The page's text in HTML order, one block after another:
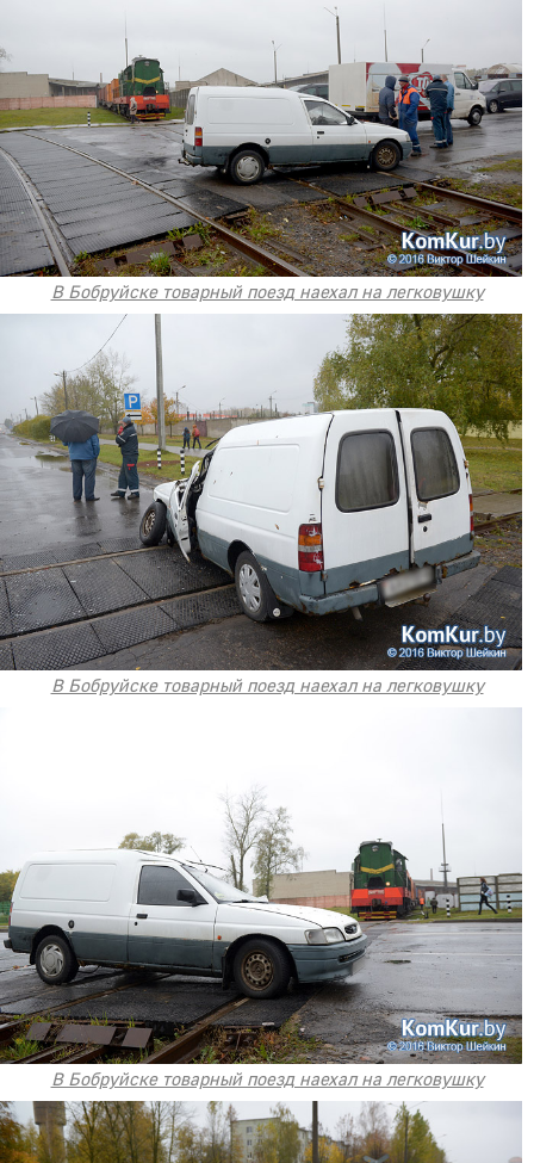
В Бобруйске товарный поезд наехал на легковушку
В Бобруйске товарный поезд наехал на легковушку
В Бобруйске товарный поезд наехал на легковушку